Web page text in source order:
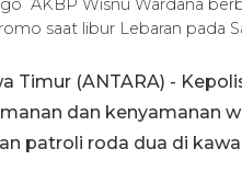
AKBP Wisnu Wardana
saat libur Lebaran pada
Timur (ANTARA) -
dan kenyamanan
patroli roda dua di